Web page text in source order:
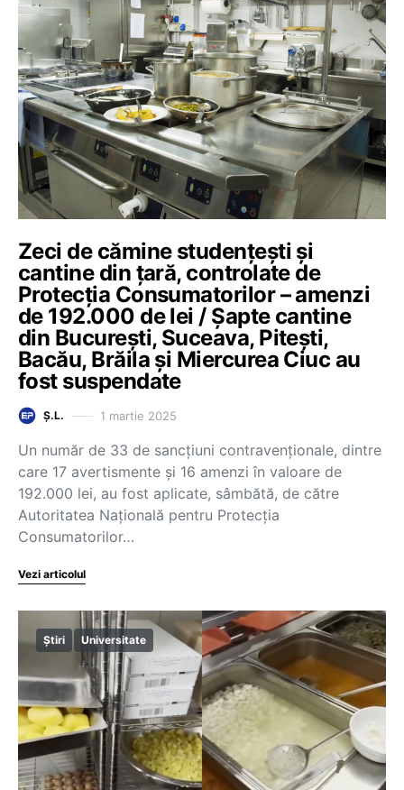
Zeci de cămine studențești și
cantine din țară, controlate de
Protecția Consumatorilor – amenzi
de 192.000 de lei / Șapte cantine
din București, Suceava, Pitești,
Bacău, Brăila și Miercurea Ciuc au
fost suspendate
Ș.L. 1 martie 2025
Un număr de 33 de sancţiuni contravenţionale, dintre
care 17 avertismente şi 16 amenzi în valoare de
192.000 lei, au fost aplicate, sâmbătă, de către
Autoritatea Naţională pentru Protecţia
Consumatorilor…
Vezi articolul
Știri Universitate